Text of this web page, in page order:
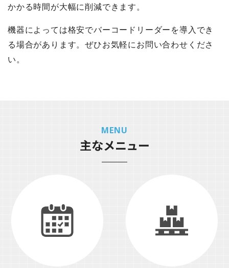
かかる時間が大幅に削減できます。
機器によっては格安でバーコードリーダーを導入でき
る場合があります。ぜひお気軽にお問い合わせくださ
い。
MENU
主なメニュー